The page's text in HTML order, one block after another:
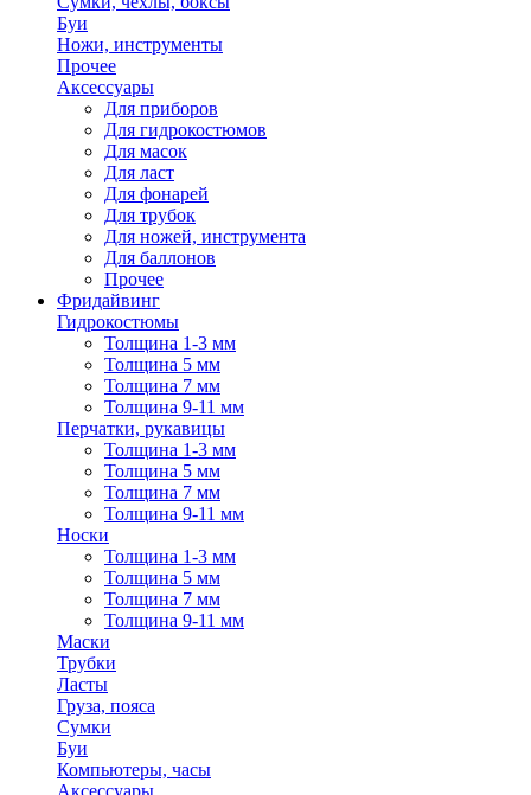
Буи
Ножи, инструменты
Прочее
Аксессуары
Для приборов
Для гидрокостюмов
Для масок
Для ласт
Для фонарей
Для трубок
Для ножей, инструмента
Для баллонов
Прочее
Фридайвинг
Гидрокостюмы
Толщина 1-3 мм
Толщина 5 мм
Толщина 7 мм
Толщина 9-11 мм
Перчатки, рукавицы
Толщина 1-3 мм
Толщина 5 мм
Толщина 7 мм
Толщина 9-11 мм
Носки
Толщина 1-3 мм
Толщина 5 мм
Толщина 7 мм
Толщина 9-11 мм
Маски
Трубки
Ласты
Груза, пояса
Сумки
Буи
Компьютеры, часы
Аксессуары